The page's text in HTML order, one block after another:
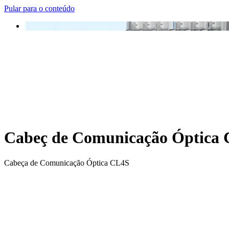
Pular para o conteúdo
Cabeç de Comunicação Óptica
Cabeça de Comunicação Óptica CL4S